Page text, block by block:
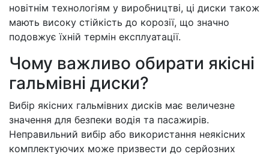
новітнім технологіям у виробництві, ці диски також
мають високу стійкість до корозії, що значно
подовжує їхній термін експлуатації.
Чому важливо обирати якісні
гальмівні диски?
Вибір якісних гальмівних дисків має величезне
значення для безпеки водія та пасажирів.
Неправильний вибір або використання неякісних
комплектуючих може призвести до серйозних